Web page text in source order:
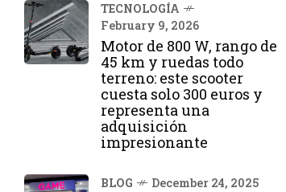
TECNOLOGÍA
February 9, 2026
Motor de 800 W, rango de
45 km y ruedas todo
terreno: este scooter
cuesta solo 300 euros y
representa una
adquisición
impresionante
BLOG December 24, 2025